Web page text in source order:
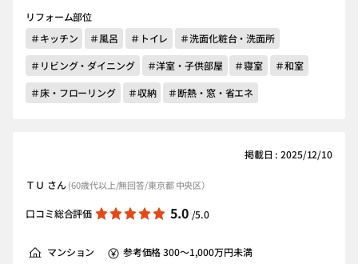
リフォーム部位
＃キッチン
＃風呂 ＃トイレ
＃洗面化粧台・洗面所
＃リビング・ダイニング
＃洋室・子供部屋 ＃寝室
＃和室
＃床・フローリング
＃収納 ＃断熱・窓・省エネ
掲載日 : 2025/12/10
ＴＵ さん(60歳代以上/無回答/東京都 中央区）
口コミ総合評価 5.0 /5.0
マンション 参考価格 300～1,000万円未満